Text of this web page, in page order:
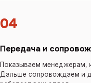
04
Передача и
Показываем менеджерам,
Дальше сопровождаем и